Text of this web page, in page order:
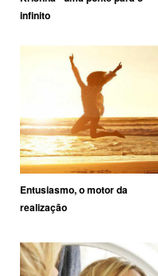
infinito
Entusiasmo, o motor da
realização